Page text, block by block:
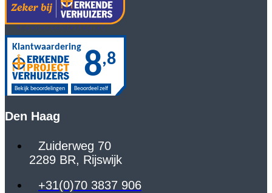
Den Haag
Zuiderweg 70
2289 BR, Rijswijk
+31(0)70 3837 906